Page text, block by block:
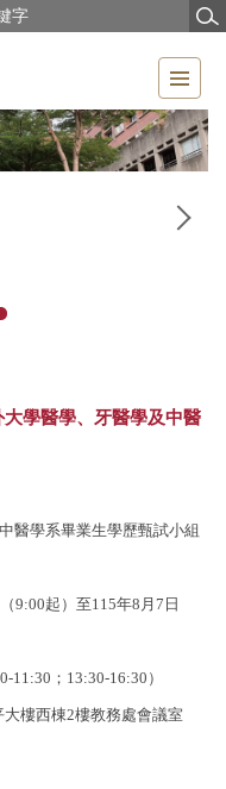
大學醫學、牙醫學及中醫
醫學系畢業生學歷甄試小組
9:00起）至115年8月7日
11:30；13:30-16:30）
樓西棟2樓教務處會議室